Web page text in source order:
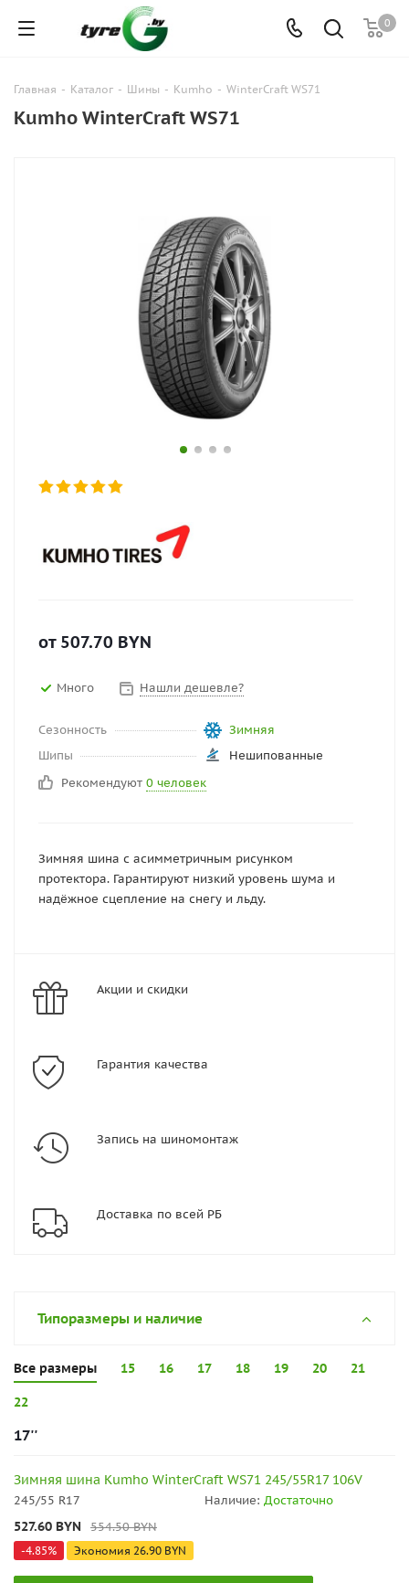
0
Главная - Каталог - Шины - Kumho - WinterCraft WS71
Kumho WinterCraft WS71
от 507.70 BYN
Много Нашли дешевле?
Сезонность
Зимняя
Шипы
Нешипованные
Рекомендуют 0 человек
Зимняя шина с асимметричным рисунком
протектора. Гарантируют низкий уровень шума и
надёжное сцепление на снегу и льду.
Акции и скидки
Гарантия качества
Запись на шиномонтаж
Доставка по всей РБ
Типоразмеры и наличие
Все размеры 15 16 17 18 19 20 21
22
17''
Зимняя шина Kumho WinterCraft WS71 245/55R17 106V
245/55 R17 Наличие: Достаточно
527.60 BYN 554.50BYN
-4.85% Экономия 26.90 BYN